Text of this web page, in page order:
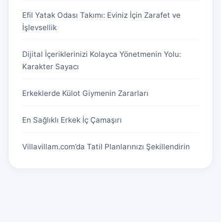
Efil Yatak Odası Takımı: Eviniz İçin Zarafet ve
İşlevsellik
Dijital İçeriklerinizi Kolayca Yönetmenin Yolu:
Karakter Sayacı
Erkeklerde Külot Giymenin Zararları
En Sağlıklı Erkek İç Çamaşırı
Villavillam.com’da Tatil Planlarınızı Şekillendirin